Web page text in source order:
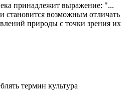
принадлежит выражение: "...
становится возможным отличать
природы с точки зрения их
термин культура